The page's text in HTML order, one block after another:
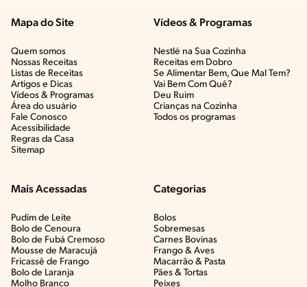
Mapa do Site
Quem somos
Nossas Receitas
Listas de Receitas​
Artigos e Dicas​
Vídeos & Programas​
Área do usuário
Fale Conosco
Acessibilidade
Regras da Casa
Sitemap
Vídeos & Programas​
Nestlé na Sua Cozinha
Receitas em Dobro
Se Alimentar Bem, Que Mal Tem?​
Vai Bem Com Quê?​
Deu Ruim​
Crianças na Cozinha​
Todos os programas
Mais Acessadas
Pudim de Leite
Bolo de Cenoura
Bolo de Fubá Cremoso
Mousse de Maracujá
Fricassê de Frango
Bolo de Laranja
Molho Branco
Categorias
Bolos
Sobremesas
Carnes Bovinas​
Frango & Aves​
Macarrão & Pasta​
Pães & Tortas​
Peixes